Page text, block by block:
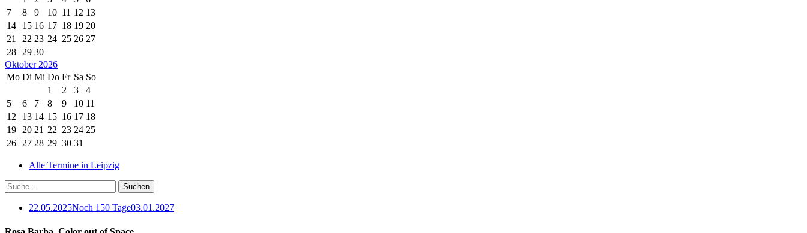
7
8 9 10 11 12 13
14
15 16 17 18 19 20
21
22 23 24 25 26 27
28 29 30
Oktober 2026
Mo Di Mi Do Fr Sa So
1
2 3
4
5
6 7 8 9 10 11
12
13 14 15 16 17 18
19 20 21 22 23 24 25
26 27 28 29 30 31
Alle Termine in Leipzig
22.05.2025Noch 150 Tage03.01.2027